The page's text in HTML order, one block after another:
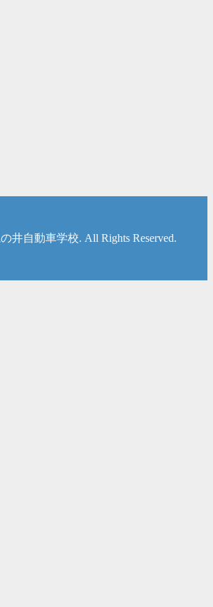
井自動車学校. All Rights Reserved.